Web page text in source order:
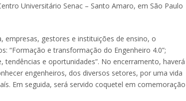
Universitário Senac – Santo Amaro, em São Paulo
empresas, gestores e instituições de ensino, o
“Formação e transformação do Engenheiro 4.0”;
tendências e oportunidades”. No encerramento, haverá
engenheiros, dos diversos setores, por uma vida
Em seguida, será servido coquetel em comemoração